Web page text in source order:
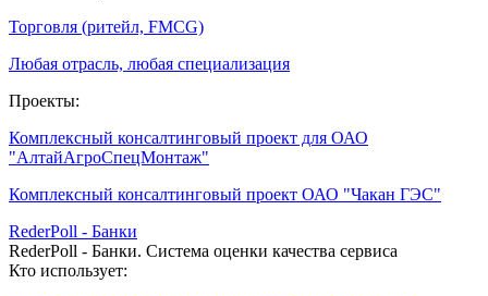
Торговля (ритейл, FMCG)
Любая отрасль, любая специализация
Проекты:
Комплексный консалтинговый проект для ОАО
"АлтайАгроСпецМонтаж"
Комплексный консалтинговый проект ОАО "Чакан ГЭС"
RederPoll - Банки
RederPoll - Банки. Система оценки качества сервиса
Кто использует: